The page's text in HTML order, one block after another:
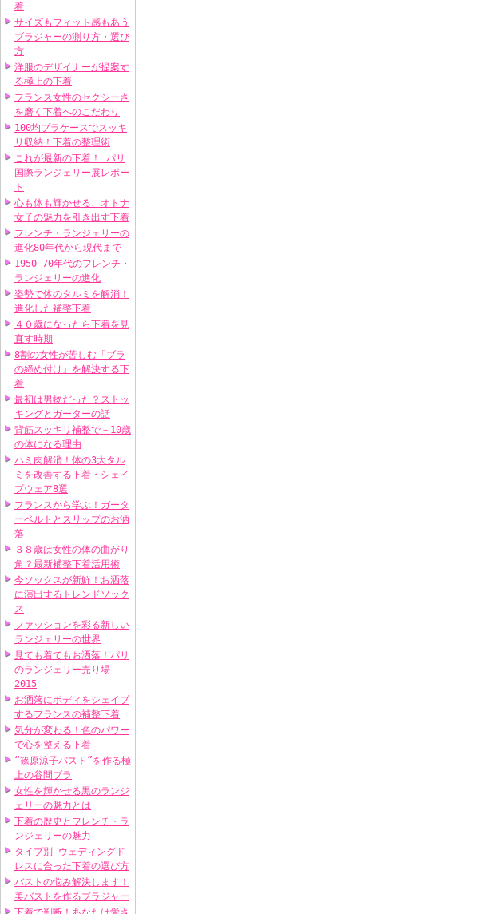
着
サイズもフィット感もあう
ブラジャーの測り方・選び
方
洋服のデザイナーが提案す
る極上の下着
フランス女性のセクシーさ
を磨く下着へのこだわり
100均プラケースでスッキ
リ収納！下着の整理術
これが最新の下着！ パリ
国際ランジェリー展レポー
ト
心も体も輝かせる、オトナ
女子の魅力を引き出す下着
フレンチ・ランジェリーの
進化80年代から現代まで
1950-70年代のフレンチ・
ランジェリーの進化
姿勢で体のタルミを解消！
進化した補整下着
４０歳になったら下着を見
直す時期
8割の女性が苦しむ「ブラ
の締め付け」を解決する下
着
最初は男物だった？ストッ
キングとガーターの話
背筋スッキリ補整で－10歳
の体になる理由
ハミ肉解消！体の3大タル
ミを改善する下着・シェイ
プウェア8選
フランスから学ぶ！ガータ
ーベルトとスリップのお洒
落
３８歳は女性の体の曲がり
角？最新補整下着活用術
今ソックスが新鮮！お洒落
に演出するトレンドソック
ス
ファッションを彩る新しい
ランジェリーの世界
見ても着てもお洒落！パリ
のランジェリー売り場
2015
お洒落にボディをシェイプ
するフランスの補整下着
気分が変わる！色のパワー
で心を整える下着
“篠原涼子バスト”を作る極
上の谷間ブラ
女性を輝かせる黒のランジ
ェリーの魅力とは
下着の歴史とフレンチ・ラ
ンジェリーの魅力
タイプ別 ウェディングド
レスに合った下着の選び方
バストの悩み解決します！
美バストを作るブラジャー